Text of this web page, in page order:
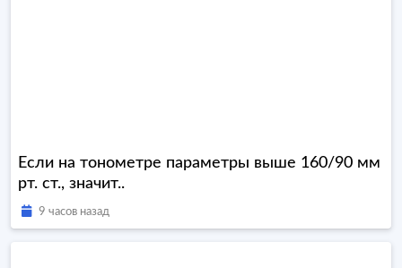
Если на тонометре параметры выше 160/90 мм
рт. ст., значит..
9 часов назад